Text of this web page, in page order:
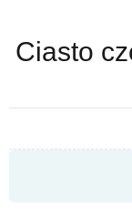
Ciasto